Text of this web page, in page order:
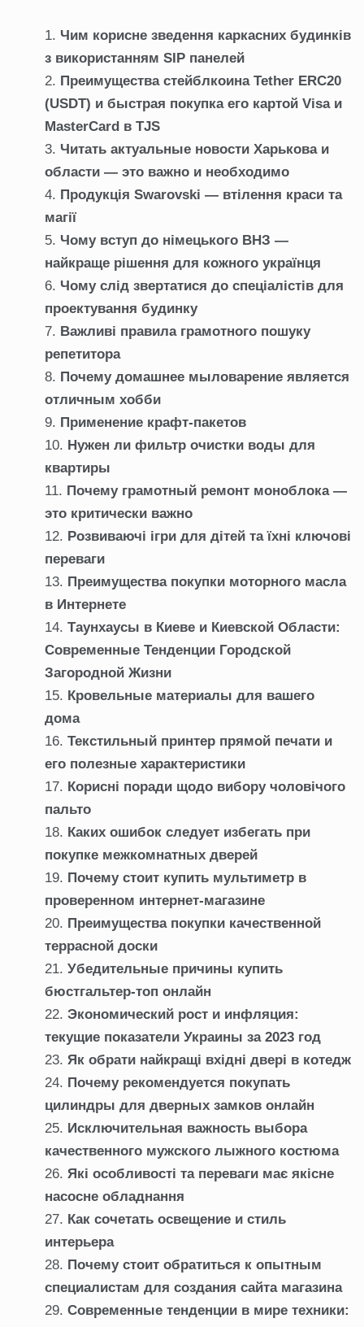
Чим корисне зведення каркасних будинків
з використанням SIP панелей
Преимущества стейблкоина Tether ERC20
(USDT) и быстрая покупка его картой Visa и
MasterCard в TJS
Читать актуальные новости Харькова и
области — это важно и необходимо
Продукція Swarovski — втілення краси та
магії
Чому вступ до німецького ВНЗ —
найкраще рішення для кожного українця
Чому слід звертатися до спеціалістів для
проектування будинку
Важливі правила грамотного пошуку
репетитора
Почему домашнее мыловарение является
отличным хобби
Применение крафт-пакетов
Нужен ли фильтр очистки воды для
квартиры
Почему грамотный ремонт моноблока —
это критически важно
Розвиваючі ігри для дітей та їхні ключові
переваги
Преимущества покупки моторного масла
в Интернете
Таунхаусы в Киеве и Киевской Области:
Современные Тенденции Городской
Загородной Жизни
Кровельные материалы для вашего
дома
Текстильный принтер прямой печати и
его полезные характеристики
Корисні поради щодо вибору чоловічого
пальто
Каких ошибок следует избегать при
покупке межкомнатных дверей
Почему стоит купить мультиметр в
проверенном интернет-магазине
Преимущества покупки качественной
террасной доски
Убедительные причины купить
бюстгальтер-топ онлайн
Экономический рост и инфляция:
текущие показатели Украины за 2023 год
Як обрати найкращі вхідні двері в котедж
Почему рекомендуется покупать
цилиндры для дверных замков онлайн
Исключительная важность выбора
качественного мужского лыжного костюма
Які особливості та переваги має якісне
насосне обладнання
Как сочетать освещение и стиль
интерьера
Почему стоит обратиться к опытным
специалистам для создания сайта магазина
Современные тенденции в мире техники: